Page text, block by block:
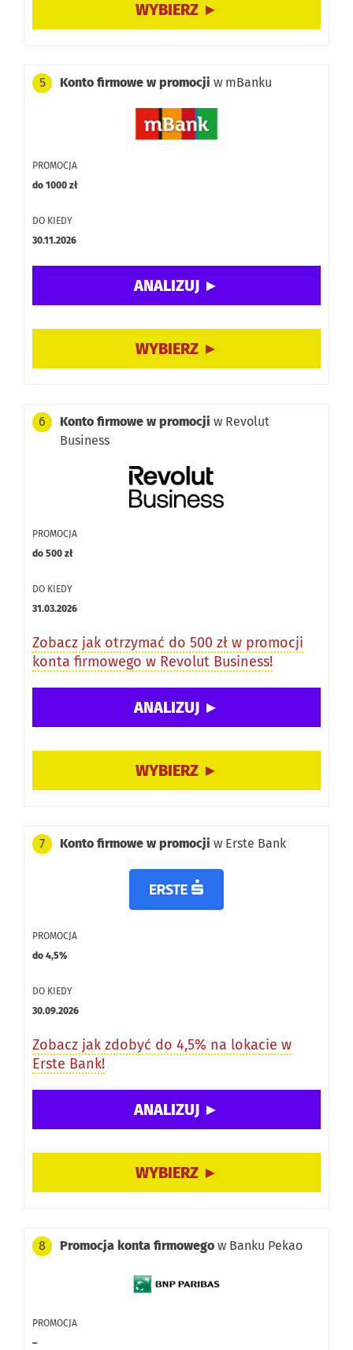
5 Konto firmowe w promocji w mBanku
PROMOCJA
do 1000 zł
DO KIEDY
30.11.2026
6 Konto firmowe w promocji w Revolut
Business
PROMOCJA
do 500 zł
DO KIEDY
31.03.2026
Zobacz jak otrzymać do 500 zł w promocji
konta firmowego w Revolut Business!
7 Konto firmowe w promocji w Erste Bank
PROMOCJA
do 4,5%
DO KIEDY
30.09.2026
Zobacz jak zdobyć do 4,5% na lokacie w
Erste Bank!
8 Promocja konta firmowego w Banku Pekao
PROMOCJA
–